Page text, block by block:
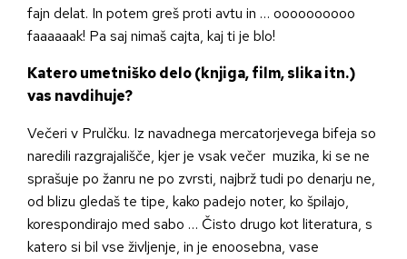
fajn delat. In potem greš proti avtu in … oooooooooo
faaaaaak! Pa saj nimaš cajta, kaj ti je blo!
Katero umetniško delo (knjiga, film, slika itn.)
vas navdihuje?
Večeri v Prulčku. Iz navadnega mercatorjevega bifeja so
naredili razgrajališče, kjer je vsak večer muzika, ki se ne
sprašuje po žanru ne po zvrsti, najbrž tudi po denarju ne,
od blizu gledaš te tipe, kako padejo noter, ko špilajo,
korespondirajo med sabo … Čisto drugo kot literatura, s
katero si bil vse življenje, in je enoosebna, vase